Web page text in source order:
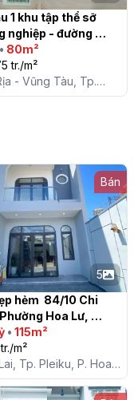
1 khu tập thể sỡ
nghiệp - đường
Hiển , phường 8,
• 80m²
tr./m²
- Vũng Tàu, Tp.
Tàu, P. 8
Bán
5
hẻm  84/10 Chi
Hoa Lư,
• 115m²
m²
Tp. Pleiku, P. Hoa